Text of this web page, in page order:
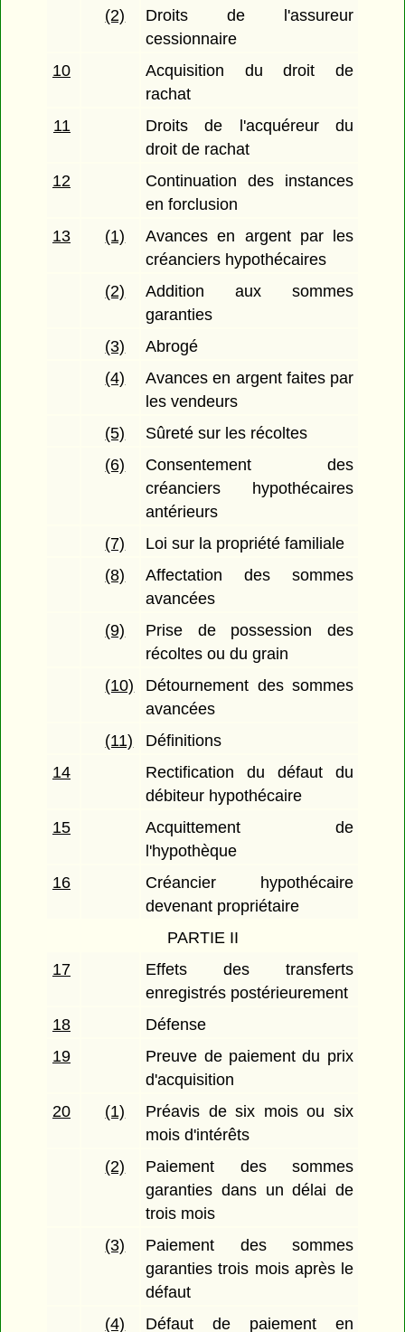
(2)
Droits de l'assureur
cessionnaire
10
Acquisition du droit de
rachat
11
Droits de l'acquéreur du
droit de rachat
12
Continuation des instances
en forclusion
13
(1)
Avances en argent par les
créanciers hypothécaires
(2)
Addition aux sommes
garanties
(3)
Abrogé
(4)
Avances en argent faites par
les vendeurs
(5)
Sûreté sur les récoltes
(6)
Consentement des
créanciers hypothécaires
antérieurs
(7)
Loi sur la propriété familiale
(8)
Affectation des sommes
avancées
(9)
Prise de possession des
récoltes ou du grain
(10)
Détournement des sommes
avancées
(11)
Définitions
14
Rectification du défaut du
débiteur hypothécaire
15
Acquittement de
l'hypothèque
16
Créancier hypothécaire
devenant propriétaire
PARTIE II
17
Effets des transferts
enregistrés postérieurement
18
Défense
19
Preuve de paiement du prix
d'acquisition
20
(1)
Préavis de six mois ou six
mois d'intérêts
(2)
Paiement des sommes
garanties dans un délai de
trois mois
(3)
Paiement des sommes
garanties trois mois après le
défaut
(4)
Défaut de paiement en